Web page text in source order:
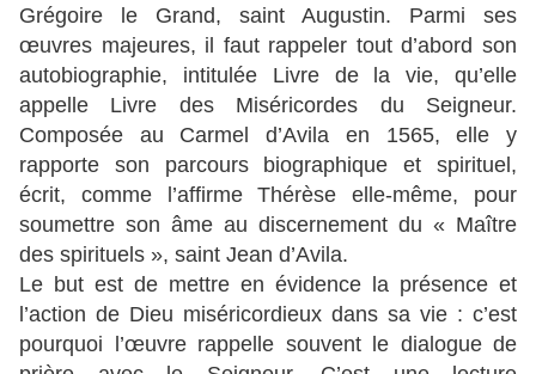
Grégoire le Grand, saint Augustin. Parmi ses
œuvres majeures, il faut rappeler tout d’abord son
autobiographie, intitulée Livre de la vie, qu’elle
appelle Livre des Miséricordes du Seigneur.
Composée au Carmel d’Avila en 1565, elle y
rapporte son parcours biographique et spirituel,
écrit, comme l’affirme Thérèse elle-même, pour
soumettre son âme au discernement du « Maître
des spirituels », saint Jean d’Avila.
Le but est de mettre en évidence la présence et
l’action de Dieu miséricordieux dans sa vie : c’est
pourquoi l’œuvre rappelle souvent le dialogue de